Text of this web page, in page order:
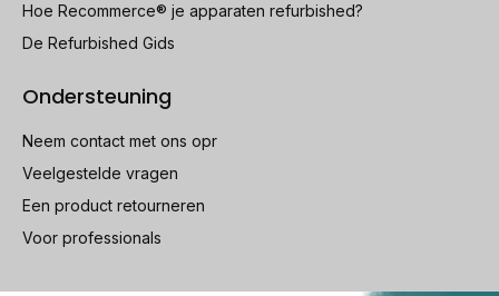
Hoe Recommerce® je apparaten refurbished?
De Refurbished Gids
Ondersteuning
Neem contact met ons opr
Veelgestelde vragen
Een product retourneren
Voor professionals